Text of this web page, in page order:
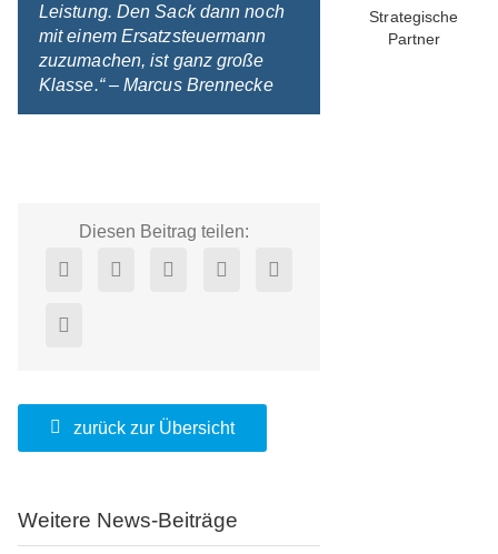
Leistung. Den Sack dann noch
mit einem Ersatzsteuermann
zuzumachen, ist ganz große
Klasse.“– Marcus Brennecke
Diesen Beitrag teilen:
zurück zur Übersicht
Weitere News-Beiträge
Strategische
Partner